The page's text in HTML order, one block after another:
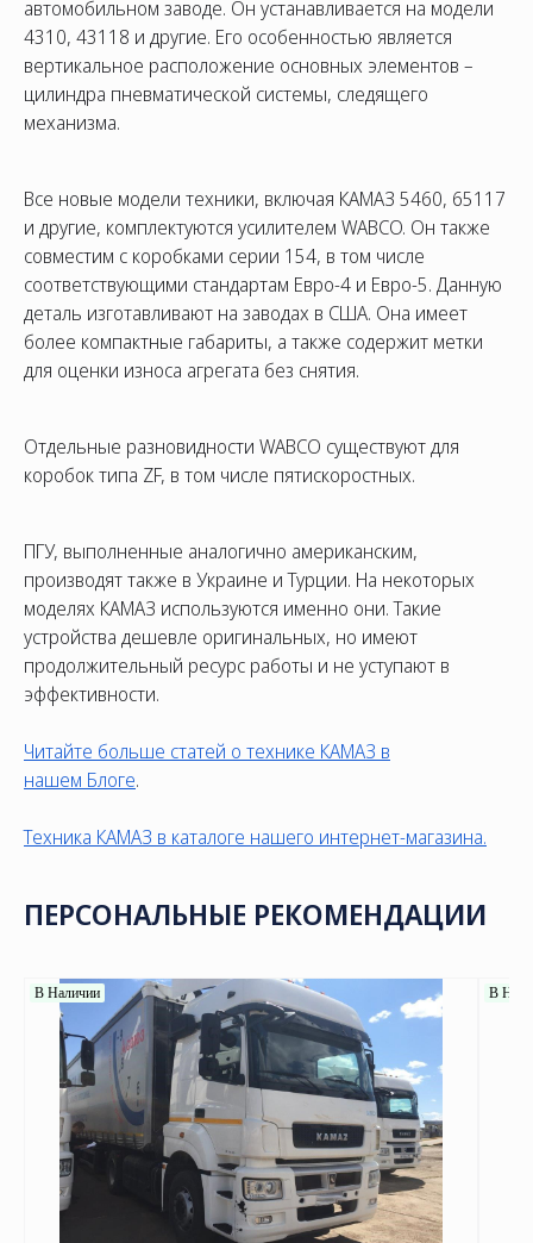
автомобильном заводе. Он устанавливается на модели
4310, 43118 и другие. Его особенностью является
вертикальное расположение основных элементов –
цилиндра пневматической системы, следящего
механизма.
Все новые модели техники, включая КАМАЗ 5460, 65117
и другие, комплектуются усилителем WABCO. Он также
совместим с коробками серии 154, в том числе
соответствующими стандартам Евро-4 и Евро-5. Данную
деталь изготавливают на заводах в США. Она имеет
более компактные габариты, а также содержит метки
для оценки износа агрегата без снятия.
Отдельные разновидности WABCO существуют для
коробок типа ZF, в том числе пятискоростных.
ПГУ, выполненные аналогично американским,
производят также в Украине и Турции. На некоторых
моделях КАМАЗ используются именно они. Такие
устройства дешевле оригинальных, но имеют
продолжительный ресурс работы и не уступают в
эффективности.
Читайте больше статей о технике КАМАЗ в
нашем Блоге.
Техника КАМАЗ в каталоге нашего интернет-магазина.